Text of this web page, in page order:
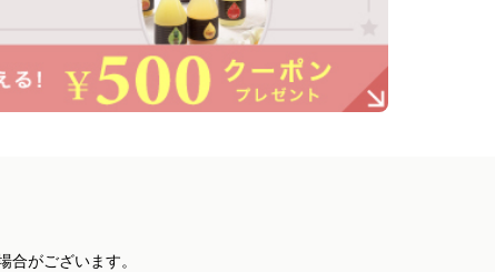
合がございます。